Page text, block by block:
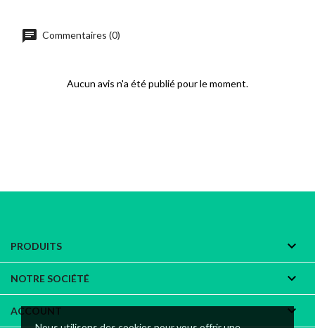
chat Commentaires (0)
Aucun avis n'a été publié pour le moment.
PRODUITS 
NOTRE SOCIÉTÉ 
ACCOUNT 